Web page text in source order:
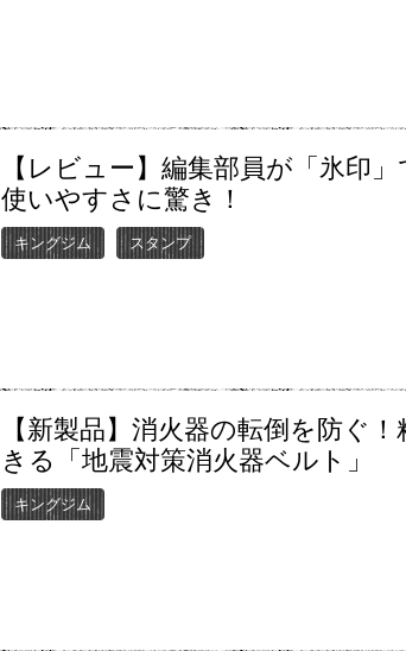
【レビュー】編集部員が「氷印
使いやすさに驚き！
キングジム スタンプ
【新製品】消火器の転倒を防ぐ
きる「地震対策消火器ベルト」
キングジム